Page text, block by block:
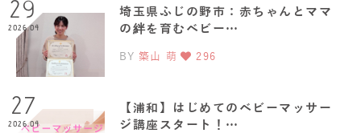
29
2026.04
埼玉県ふじの野市：赤ちゃんとママ
の絆を育むベビー…
BY 築山 萌 296
27
2026.04
【浦和】はじめてのベビーマッサー
ジ講座スタート！…